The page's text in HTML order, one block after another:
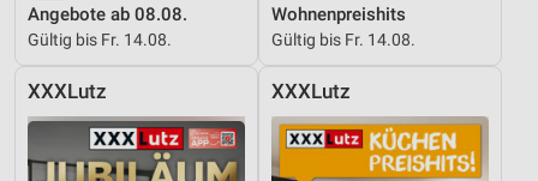
Angebote ab 08.08.
Gültig bis Fr. 14.08.
Wohnenpreishits
Gültig bis Fr. 14.08.
XXXLutz XXXLutz